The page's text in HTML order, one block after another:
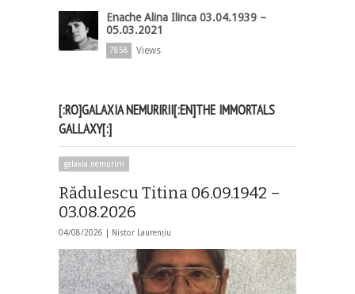
Enache Alina Ilinca 03.04.1939 –
05.03.2021
7858 Views
[:RO]GALAXIA NEMURIRII[:EN]THE IMMORTALS
GALLAXY[:]
galaxia nemuririi
Rădulescu Titina 06.09.1942 –
03.08.2026
04/08/2026 | Nistor Laurențiu